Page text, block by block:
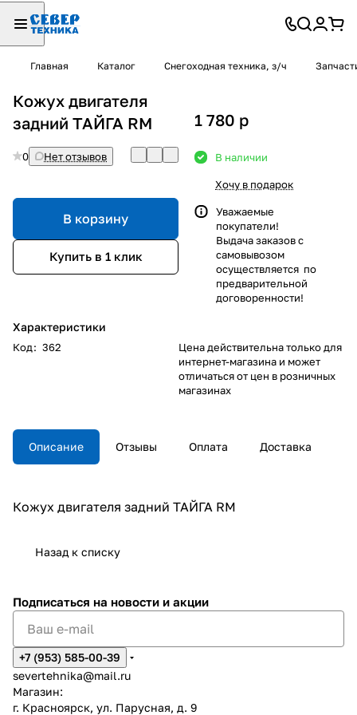
Главная Каталог Снегоходная техника, з/ч
Кожух двигателя
задний ТАЙГА RM
0 Нет отзывов
В корзину
Купить в 1 клик
Характеристики
Код: 362
1 780 p
В наличии
Хочу в подарок
Уважаемые
покупатели!
Выдача заказов с
самовывозом
осуществляется по
предварительной
договоренности!
Цена действительна только для
интернет-магазина и может
отличаться от цен в розничных
магазинах
Описание Отзывы Оплата Доставка
Кожух двигателя задний ТАЙГА RM
Назад к списку
Подписаться на новости и акции
+7 (953) 585-00-39
severtehnika@mail.ru
Магазин:
г. Красноярск, ул. Парусная, д. 9